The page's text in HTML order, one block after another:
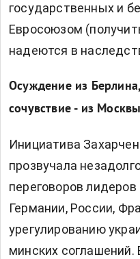
государственных и
Евросоюзом
надеются в
Осуждение из
сочувствие - из Москвы
Инициатива
прозвучала
переговоров
Германии, России,
урегулированию
минских